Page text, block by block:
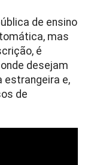
de ensino
mas
é
desejam
estrangeira e,
de